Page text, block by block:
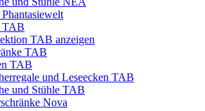
TAB
TAB anzeigen
TAB
TAB
und Leseecken TAB
und Stühle TAB
Nova